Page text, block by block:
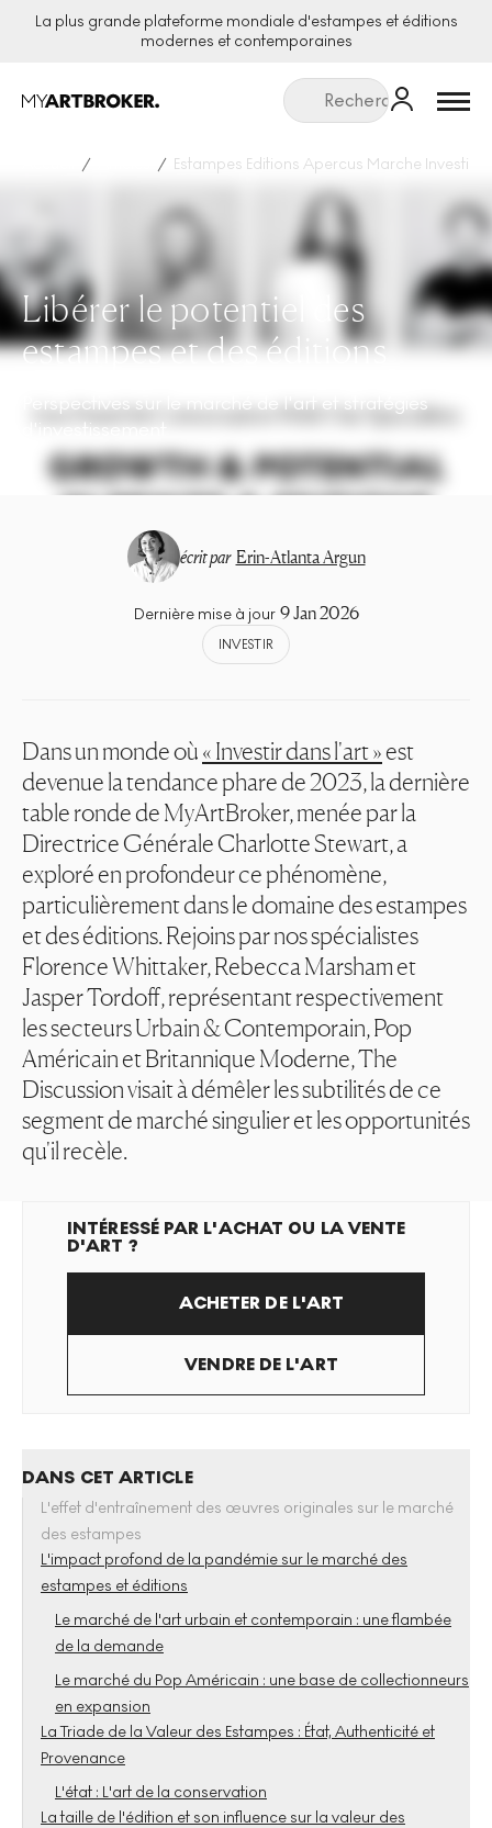
La plus grande plateforme mondiale d'estampes et éditions
modernes et contemporaines
Menu
Estampes Editions Apercus Marche
Libérer le potentiel des
estampes et des éditions
Perspectives sur le marché de l'art et stratégies
d'investissement
écrit par Erin-Atlanta Argun
Dernière mise à jour 9 Jan 2026
INVESTIR
Dans un monde où« Investir dans l'art »est
devenue la tendance phare de 2023, la dernière
table ronde de MyArtBroker, menée par la
Directrice Générale Charlotte Stewart, a
exploré en profondeur ce phénomène,
particulièrement dans le domaine des estampes
et des éditions. Rejoins par nos spécialistes
Florence Whittaker, Rebecca Marsham et
Jasper Tordoff, représentant respectivement
les secteurs Urbain & Contemporain, Pop
Américain et Britannique Moderne, The
Discussion visait à démêler les subtilités de ce
segment de marché singulier et les opportunités
qu'il recèle.
INTÉRESSÉ PAR L'ACHAT OU LA VENTE
D'ART ?
ACHETER DE L'ART
VENDRE DE L'ART
DANS CET ARTICLE
L'effet d'entraînement des œuvres originales sur le marché
des estampes
L'impact profond de la pandémie sur le marché des
estampes et éditions
Le marché de l'art urbain et contemporain : une flambée
de la demande
Le marché du Pop Américain : une base de collectionneurs
en expansion
La Triade de la Valeur des Estampes : État, Authenticité et
Provenance
L'état : L'art de la conservation
La taille de l'édition et son influence sur la valeur des